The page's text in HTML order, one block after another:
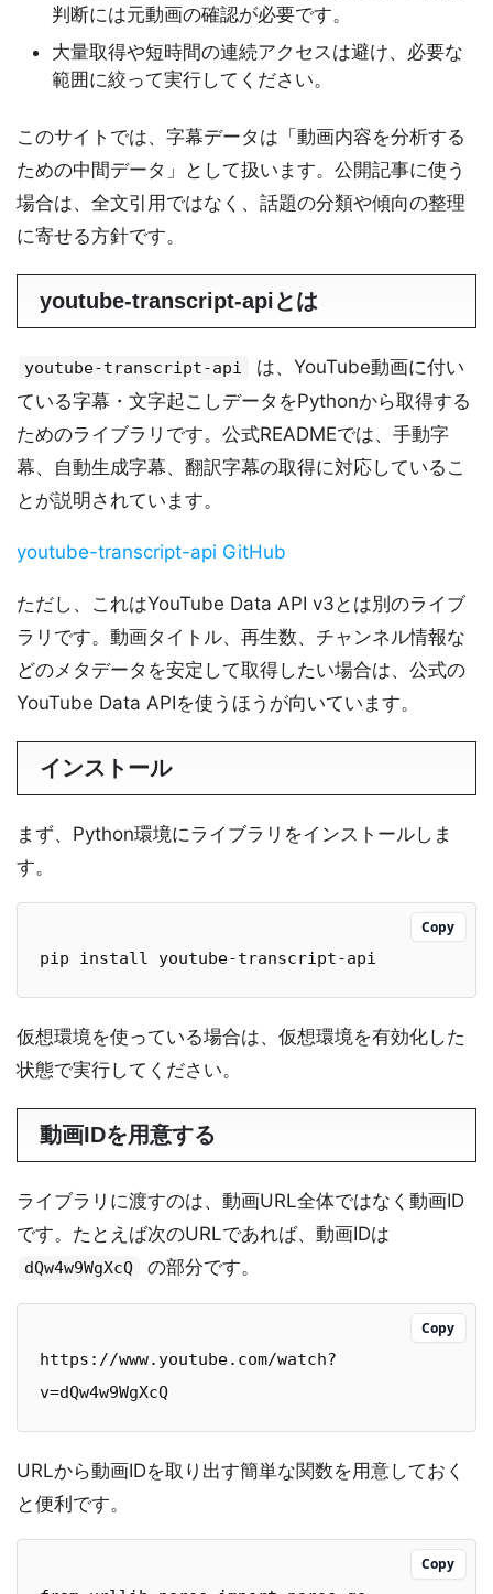
判断には元動画の確認が必要です。
大量取得や短時間の連続アクセスは避け、必要な
範囲に絞って実行してください。
このサイトでは、字幕データは「動画内容を分析する
ための中間データ」として扱います。公開記事に使う
場合は、全文引用ではなく、話題の分類や傾向の整理
に寄せる方針です。
youtube-transcript-apiとは
youtube-transcript-api
は、YouTube動画に付い
ている字幕・文字起こしデータをPythonから取得する
ためのライブラリです。公式READMEでは、手動字
幕、自動生成字幕、翻訳字幕の取得に対応しているこ
とが説明されています。
youtube-transcript-api GitHub
ただし、これはYouTube Data API v3とは別のライブ
ラリです。動画タイトル、再生数、チャンネル情報な
どのメタデータを安定して取得したい場合は、公式の
YouTube Data APIを使うほうが向いています。
インストール
まず、Python環境にライブラリをインストールしま
す。
pip install youtube-transcript-api
Copy
仮想環境を使っている場合は、仮想環境を有効化した
状態で実行してください。
動画IDを用意する
ライブラリに渡すのは、動画URL全体ではなく動画ID
です。たとえば次のURLであれば、動画IDは
dQw4w9WgXcQ の部分です。
https://www.youtube.com/watch?
v=dQw4w9WgXcQ
Copy
URLから動画IDを取り出す簡単な関数を用意しておく
と便利です。
Copy